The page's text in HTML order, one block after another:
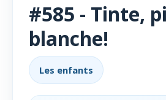
#585 - Tinte,
blanche!
Les enfants